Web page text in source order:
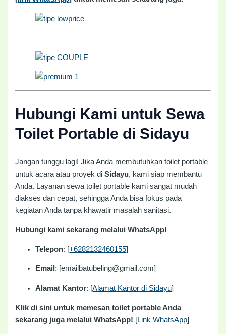
Hubungi Kami untuk Sewa
Toilet Portable di Sidayu
Jangan tunggu lagi! Jika Anda membutuhkan toilet portable
untuk acara atau proyek diSidayu, kami siap membantu
Anda. Layanan sewa toilet portable kami sangat mudah
diakses dan cepat, sehingga Anda bisa fokus pada
kegiatan Anda tanpa khawatir masalah sanitasi.
Hubungi kami sekarang melalui WhatsApp!
Telepon: [+6282132460155]
Email : [emailbatubeling@gmail.com]
Alamat Kantor: [Alamat Kantor di Sidayu]
Klik di sini untuk memesan toilet portable Anda
sekarang juga melalui WhatsApp! [Link WhatsApp]